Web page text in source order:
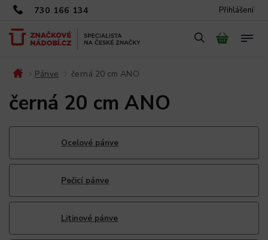
730 166 134 Přihlášení
Pánve černá 20 cm ANO
černá 20 cm ANO
Ocelové pánve
Pečicí pánve
Litinové pánve